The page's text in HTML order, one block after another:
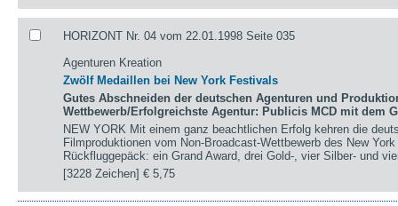
HORIZONT Nr. 04 vom 22.01.1998 Seite 035
Agenturen Kreation
Zwölf Medaillen bei New York Festivals
Gutes Abschneiden der deutschen Agenturen und
Wettbewerb/Erfolgreichste Agentur: Publicis MCD mit dem
NEW YORK Mit einem ganz beachtlichen Erfolg kehren die
Filmproduktionen vom Non-Broadcast-Wettbewerb des New
Rückfluggepäck: ein Grand Award, drei Gold-, vier Silber- und
[3228 Zeichen]€ 5,75